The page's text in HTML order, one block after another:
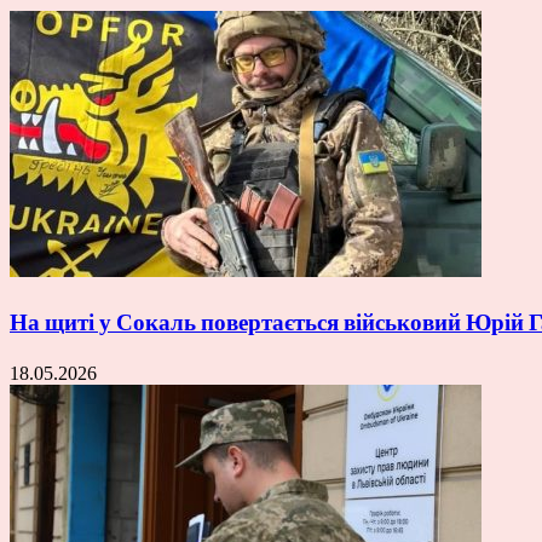
На щиті у Сокаль повертається військовий Юрій
18.05.2026